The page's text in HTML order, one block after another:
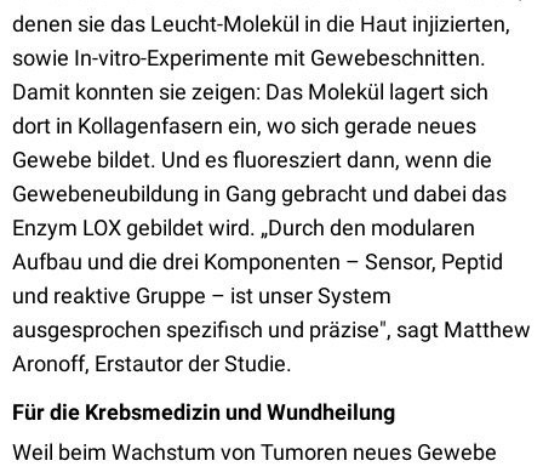
denen sie das Leucht-Molekül in die Haut injizierten,
sowie In-vitro-Experimente mit Gewebeschnitten.
Damit konnten sie zeigen: Das Molekül lagert sich
dort in Kollagenfasern ein, wo sich gerade neues
Gewebe bildet. Und es fluoresziert dann, wenn die
Gewebeneubildung in Gang gebracht und dabei das
Enzym LOX gebildet wird. „Durch den modularen
Aufbau und die drei Komponenten – Sensor, Peptid
und reaktive Gruppe – ist unser System
ausgesprochen spezifisch und präzise", sagt Matthew
Aronoff, Erstautor der Studie.
Für die Krebsmedizin und Wundheilung
Weil beim Wachstum von Tumoren neues Gewebe